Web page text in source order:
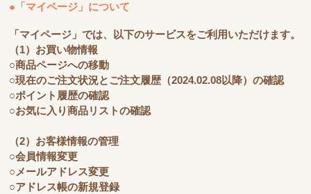
●「マイページ」について
「マイページ」では、以下のサービスをご利用いただけます。
（1）お買い物情報
○商品ページへの移動
○現在のご注文状況とご注文履歴（2024.02.08以降）の確認
○ポイント履歴の確認
○お気に入り商品リストの確認
（2）お客様情報の管理
○会員情報変更
○メールアドレス変更
○アドレス帳の新規登録